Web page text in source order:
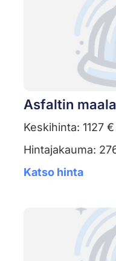
Asfaltin
Keskihinta: 1127 €
Hintajakauma:
Katso hinta